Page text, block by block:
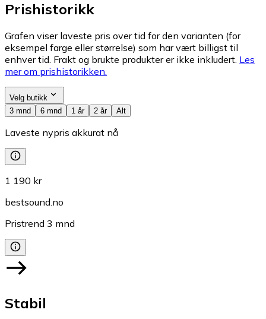
Prishistorikk
Grafen viser laveste pris over tid for den varianten (for
eksempel farge eller størrelse) som har vært billigst til
enhver tid. Frakt og brukte produkter er ikke inkludert. Les
mer om prishistorikken.
Velg butikk
3 mnd
6 mnd 1 år 2 år Alt
Laveste nypris akkurat nå
1 190 kr
bestsound.no
Pristrend 3 mnd
Stabil